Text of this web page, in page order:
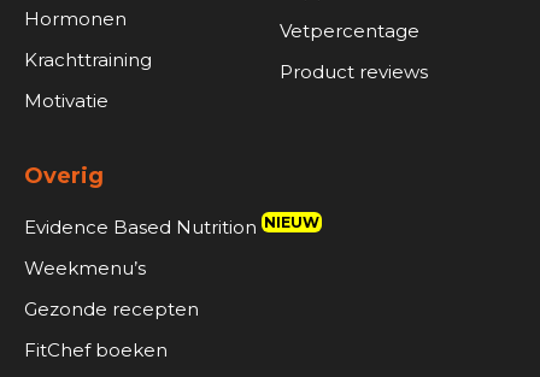
Hormonen
Krachttraining
Motivatie
Vetpercentage
Product reviews
Overig
Evidence Based Nutrition NIEUW
Weekmenu’s
Gezonde recepten
FitChef boeken